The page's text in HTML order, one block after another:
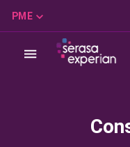
PME